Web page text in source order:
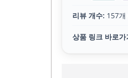
리뷰 개수: 157개
상품 링크 바로가